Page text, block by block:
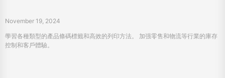
November 19, 2024
學習各種類型的產品條碼標籤和高效的列印方法。 加强零售和物流等行業的庫存
控制和客戶體驗。